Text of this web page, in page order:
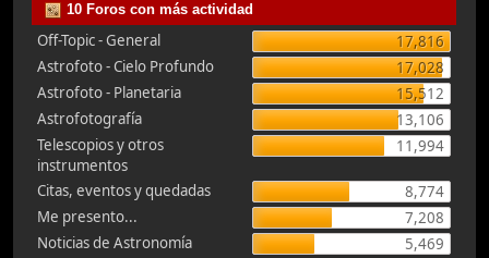
10 Foros con más actividad
Off-Topic - General
17,816
Astrofoto - Cielo Profundo
17,028
Astrofoto - Planetaria
15,512
Astrofotografía
13,106
Telescopios y otros
instrumentos
11,994
Citas, eventos y quedadas
8,774
Me presento...
7,208
Noticias de Astronomía
5,469